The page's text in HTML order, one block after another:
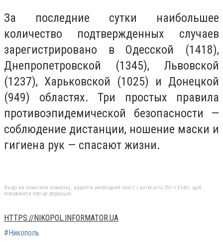
За последние сутки наибольшее
количество подтвержденных случаев
зарегистрировано в Одесской (1418),
Днепропетровской (1345), Львовской
(1237), Харьковской (1025) и Донецкой
(949) областях. Три простых правила
противоэпидемической безопасности —
соблюдение дистанции, ношение маски и
гигиена рук — спасают жизни.
Якщо ви помітили помилку, виділіть необхідний текст і натисніть Ctrl + Enter, щоб
повідомити про це редакцію
HTTPS://NIKOPOL.INFORMATOR.UA
#Никополь